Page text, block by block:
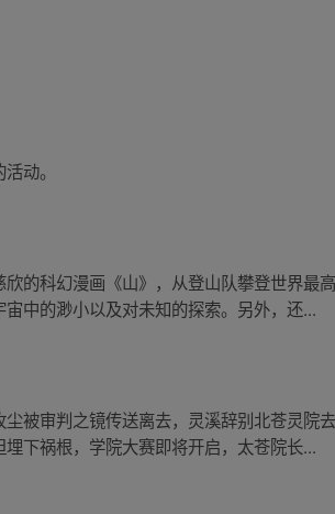
动。
的科幻漫画《山》，从登山队攀登世界最
中的渺小以及对未知的探索。另外，还...
尘被审判之镜传送离去，灵溪辞别北苍灵
下祸根，学院大赛即将开启，太苍院长...